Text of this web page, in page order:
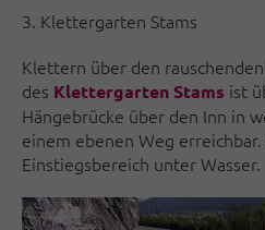
3. Klettergarten Stams
Klettern über den
des Klettergarten Stams ist
Hängebrücke über den Inn in
einem ebenen Weg
Einstiegsbereich unter Wasser.